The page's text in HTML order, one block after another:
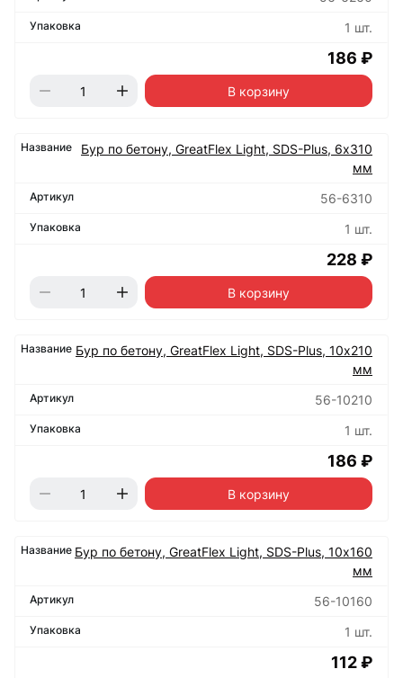
1 шт.
186 ₽
В корзину
Бур по бетону, GreatFlex Light, SDS-Plus, 6х310
мм
56-6310
1 шт.
228 ₽
В корзину
Бур по бетону, GreatFlex Light, SDS-Plus, 10х210
мм
56-10210
1 шт.
186 ₽
В корзину
Бур по бетону, GreatFlex Light, SDS-Plus, 10х160
мм
56-10160
1 шт.
112 ₽